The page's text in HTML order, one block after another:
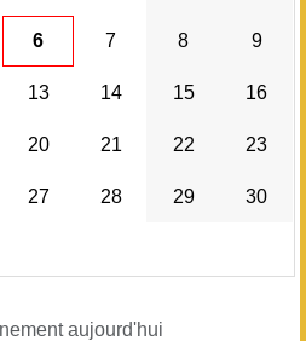
6 7 8 9
13 14 15 16
20 21 22 23
27 28 29 30
aujourd'hui